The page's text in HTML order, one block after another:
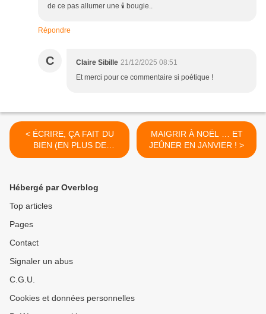
de ce pas allumer une 🕯️ bougie..
Répondre
C Claire Sibille 21/12/2025 08:51
Et merci pour ce commentaire si poétique !
< ÉCRIRE, ÇA FAIT DU
BIEN (EN PLUS DE
CHANGER LE MONDE, AU
MAIGRIR À NOËL … ET
JEÛNER EN JANVIER ! >
Hébergé par Overblog
Top articles
Pages
Contact
Signaler un abus
C.G.U.
Cookies et données personnelles